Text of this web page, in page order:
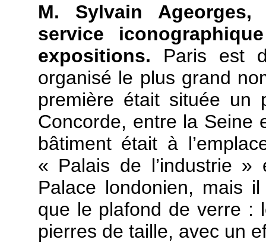
M. Sylvain Ageorges,
service
expositions. Paris est
organisé le plus grand
première était située
Concorde, entre la Seine
bâtiment était à
« Palais de l’industrie »
Palace londonien, mais
que le plafond de verre :
pierres de taille, avec un